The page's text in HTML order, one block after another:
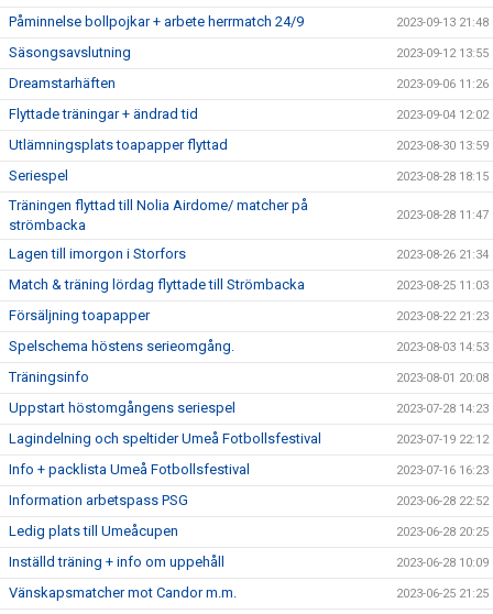
Påminnelse bollpojkar + arbete herrmatch 24/9 2023-09-13 21:48
Säsongsavslutning 2023-09-12 13:55
Dreamstarhäften 2023-09-06 11:26
Flyttade träningar + ändrad tid 2023-09-04 12:02
Utlämningsplats toapapper flyttad 2023-08-30 13:59
Seriespel 2023-08-28 18:15
Träningen flyttad till Nolia Airdome/ matcher på
strömbacka
2023-08-28 11:47
Lagen till imorgon i Storfors 2023-08-26 21:34
Match & träning lördag flyttade till Strömbacka 2023-08-25 11:03
Försäljning toapapper 2023-08-22 21:23
Spelschema höstens serieomgång. 2023-08-03 14:53
Träningsinfo 2023-08-01 20:08
Uppstart höstomgångens seriespel 2023-07-28 14:23
Lagindelning och speltider Umeå Fotbollsfestival 2023-07-19 22:12
Info + packlista Umeå Fotbollsfestival 2023-07-16 16:23
Information arbetspass PSG 2023-06-28 22:52
Ledig plats till Umeåcupen 2023-06-28 20:25
Inställd träning + info om uppehåll 2023-06-28 10:09
Vänskapsmatcher mot Candor m.m. 2023-06-25 21:25